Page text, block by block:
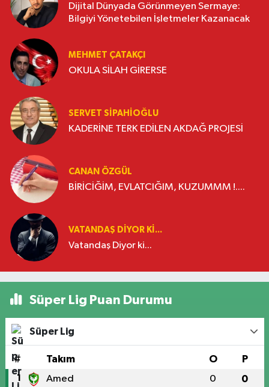
Dijital Dünyada Görünmeyen Sermaye:
Bilgiyi Yönetebilen İşletmeler Kazanacak
MEHMET ÇATAKÇI
OKULA SİLAH GİRERSE
SERVET SİPAHİOĞLU
KADERİNE TERK EDİLEN AKDAĞ PROJESİ
CANAN ÖZGÜL
BİRİCİĞİM, EVLATCIĞIM, KUZUMMM !....
VATANDAŞ DIYOR KI...
Vatandaş Diyor ki...
Süper Lig Puan Durumu
Süper Lig
# Takım O P
1 Amed 0 0